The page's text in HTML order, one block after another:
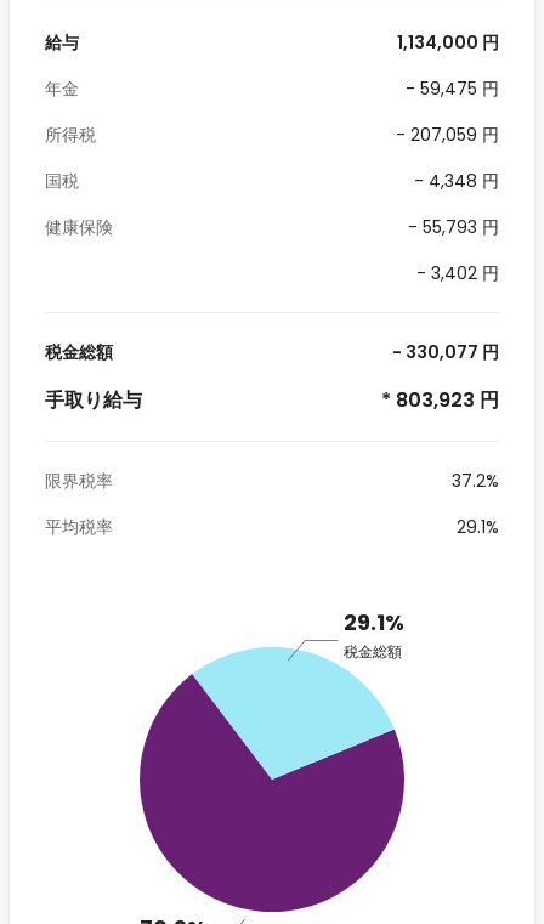
給与
1,134,000 円
年金
- 59,475 円
所得税
- 207,059 円
国税
- 4,348 円
健康保険
- 55,793 円
- 3,402 円
税金総額 - 330,077 円
手取り給与 * 803,923 円
限界税率
37.2%
平均税率
29.1%
29.1%
税金総額